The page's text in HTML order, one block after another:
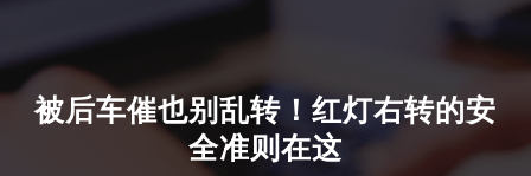
被后车催也别乱转！红灯右转的安
全准则在这